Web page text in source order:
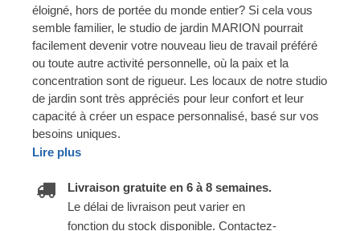
éloigné, hors de portée du monde entier? Si cela vous
semble familier, le studio de jardin MARION pourrait
facilement devenir votre nouveau lieu de travail préféré
ou toute autre activité personnelle, où la paix et la
concentration sont de rigueur. Les locaux de notre studio
de jardin sont très appréciés pour leur confort et leur
capacité à créer un espace personnalisé, basé sur vos
besoins uniques.
Lire plus
Livraison gratuite en 6 à 8 semaines.
Le délai de livraison peut varier en
fonction du stock disponible. Contactez-